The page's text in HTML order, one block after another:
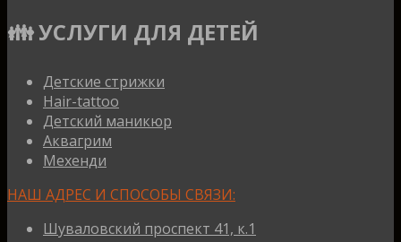
👪 УСЛУГИ ДЛЯ ДЕТЕЙ
Детские стрижки
Hair-tattoo
Детский маникюр
Аквагрим
Мехенди
НАШ АДРЕС И СПОСОБЫ СВЯЗИ:
Шуваловский проспект 41, к.1